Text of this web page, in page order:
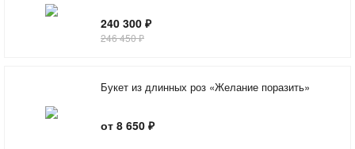
240 300 ₽
246 450 ₽
Букет из длинных роз «Желание поразить»
от 8 650 ₽